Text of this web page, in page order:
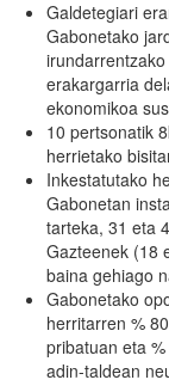
Galdetegiari
Gabonetako
erakargarria
ekonomikoa
10 pertsonatik
herrietako
Inkestatutako
Gabonetan
tarteka, 31 eta
Gazteenek (18
baina gehiago
Gabonetako
herritarren %
pribatuan eta
adin-taldean